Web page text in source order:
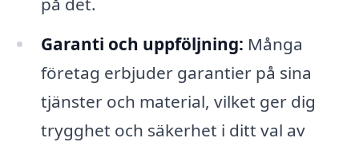
Garanti och uppföljning: Många
företag erbjuder garantier på sina
tjänster och material, vilket ger dig
trygghet och säkerhet i ditt val av